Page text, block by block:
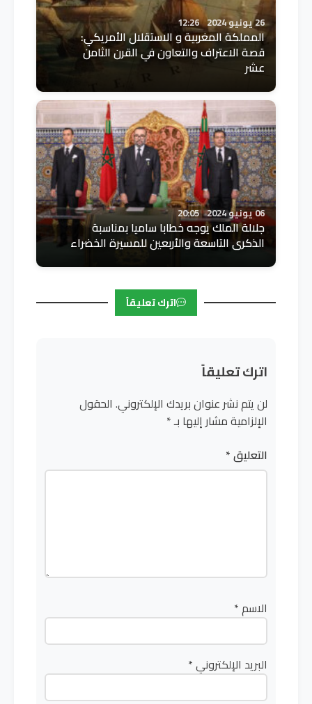
26 يونيو 2024 12:26
المملكة المغربية و الاستقلال الأمريكي:
قصة الاعتراف والتعاون في القرن الثامن
عشر
06 يونيو 2024 20:05
جلالة الملك يوجه خطابا ساميا بمناسبة
الذكرى التاسعة والأربعين للمسيرة الخضراء
اترك تعليقاً
اترك تعليقاً
لن يتم نشر عنوان بريدك الإلكتروني. الحقول
الإلزامية مشار إليها بـ*
التعليق*
الاسم*
البريد الإلكتروني*